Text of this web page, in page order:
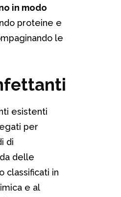
in modo
proteine e
le
esistenti
per
di
delle
classificati in
e al